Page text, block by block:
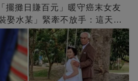
擺攤日賺百元」暖守癌末女友
水某」緊牽不放手：這天等